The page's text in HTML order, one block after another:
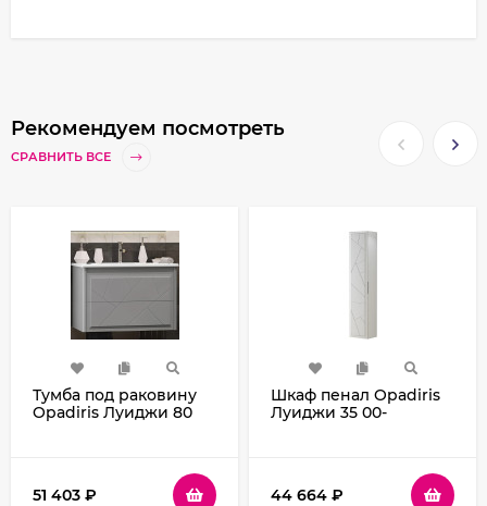
Рекомендуем посмотреть
СРАВНИТЬ ВСЕ
Тумба под раковину
Opadiris Луиджи 80
51 403 ₽
Шкаф пенал Opadiris
Луиджи 35 00-
44 664 ₽